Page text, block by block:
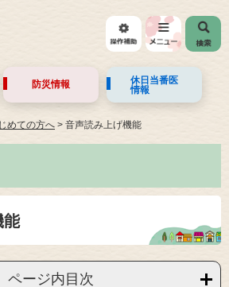
防災情報
休日当番医
情報
めての方へ > 音声読み上げ機能
能
ページ内目次